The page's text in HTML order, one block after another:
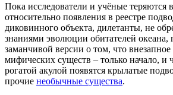
Пока исследователи и учёные теряются
относительно появления в реестре
диковинного объекта, дилетанты, не
знаниями эволюции обитателей океана,
заманчивой версии о том, что
мифических существ – только начало, и
рогатой акулой появятся крылатые
прочие необычные существа.